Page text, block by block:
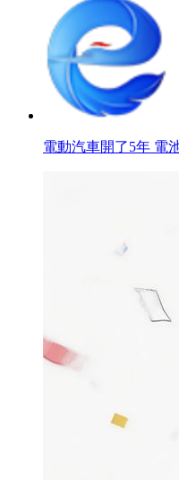
電動汽車開了5年 電